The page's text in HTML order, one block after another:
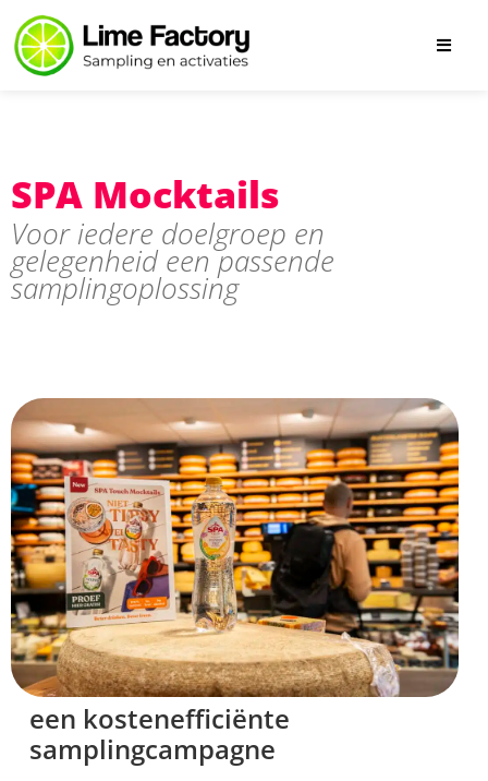
SPA Mocktails
Voor iedere doelgroep en
gelegenheid een passende
samplingoplossing
een kostenefficiënte
samplingcampagne